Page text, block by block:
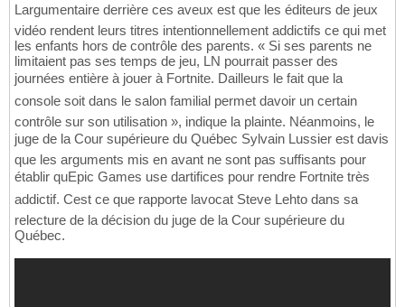
Largumentaire derrière ces aveux est que les éditeurs de jeux
vidéo rendent leurs titres intentionnellement addictifs ce qui met
les enfants hors de contrôle des parents. « Si ses parents ne
limitaient pas ses temps de jeu, LN pourrait passer des
journées entière à jouer à Fortnite. Dailleurs le fait que la
console soit dans le salon familial permet davoir un certain
contrôle sur son utilisation », indique la plainte. Néanmoins, le
juge de la Cour supérieure du Québec Sylvain Lussier est davis
que les arguments mis en avant ne sont pas suffisants pour
établir quEpic Games use dartifices pour rendre Fortnite très
addictif. Cest ce que rapporte lavocat Steve Lehto dans sa
relecture de la décision du juge de la Cour supérieure du
Québec.